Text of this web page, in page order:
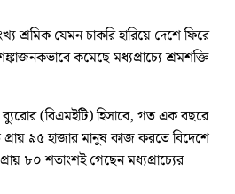
শ্রমিক যেমন চাকরি হারিয়ে দেশে ফিরে
কমেছে মধ্যপ্রাচ্যে শ্রমশক্তি
ব্যুরোর (বিএমইটি) হিসাবে, গত এক বছরে
৯৫ হাজার মানুষ কাজ করতে বিদেশে
৮০ শতাংশই গেছেন মধ্যপ্রাচ্যের